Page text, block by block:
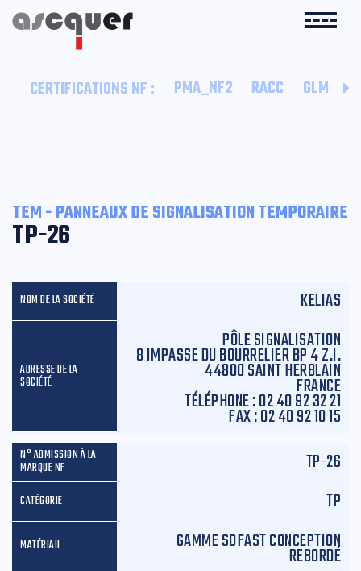
CERTIFICATIONS NF : PMA_NF2 RACC GLM
TEM - PANNEAUX DE SIGNALISATION TEMPORAIRE
TP-26
KELIAS
PÔLE SIGNALISATION
8 IMPASSE DU BOURRELIER BP 4 Z.I.
44800 SAINT HERBLAIN
FRANCE
TÉLÉPHONE :02 40 92 32 21
FAX :02 40 92 10 15
TP-26
TP
GAMME SOFAST CONCEPTION
REBORDÉ